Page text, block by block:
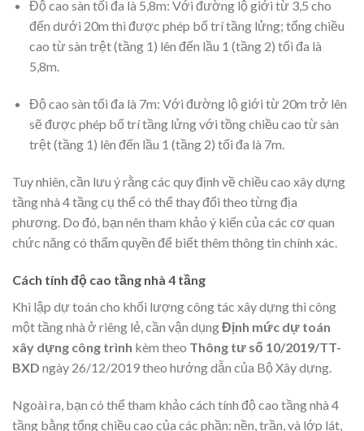
Độ cao sàn tối đa là 5,8m: Với đường lộ giới từ 3,5 cho
đến dưới 20m thì được phép bố trí tầng lửng; tổng chiều
cao từ sàn trệt (tầng 1) lên đến lầu 1 (tầng 2) tối đa là
5,8m.
Độ cao sàn tối đa là 7m: Với đường lộ giới từ 20m trở lên
sẽ được phép bố trí tầng lửng với tồng chiều cao từ sàn
trệt (tầng 1) lên đến lầu 1 (tầng 2) tối đa là 7m.
Tuy nhiên, cần lưu ý rằng các quy định về chiều cao xây dựng
tầng nhà 4 tầng cụ thể có thể thay đổi theo từng địa
phương. Do đó, bạn nên tham khảo ý kiến của các cơ quan
chức năng có thẩm quyền để biết thêm thông tin chính xác.
Cách tính độ cao tầng nhà 4 tầng
Khi lập dự toán cho khối lượng công tác xây dựng thi công
một tầng nhà ở riêng lẻ, cần vận dụngĐịnh mức dự toán
xây dựng công trình kèm theo Thông tư số 10/2019/TT-
BXD ngày 26/12/2019 theo hướng dẫn của Bộ Xây dựng.
Ngoài ra, bạn có thể tham khảo cách tính độ cao tầng nhà 4
tầng bằng tổng chiều cao của các phần: nền, trần, và lớp lát,